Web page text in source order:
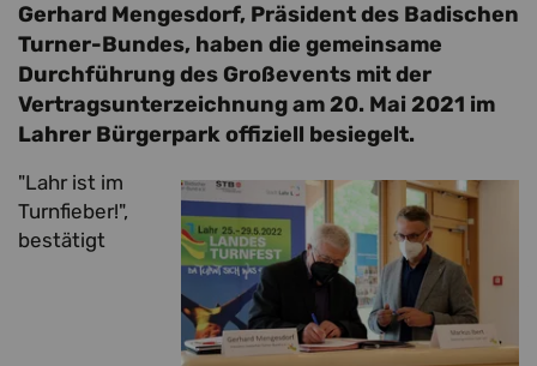
Gerhard Mengesdorf, Präsident des Badischen
Turner-Bundes, haben die gemeinsame
Durchführung des Großevents mit der
Vertragsunterzeichnung am 20. Mai 2021 im
Lahrer Bürgerpark offiziell besiegelt.
"Lahr ist im
Turnfieber!",
bestätigt